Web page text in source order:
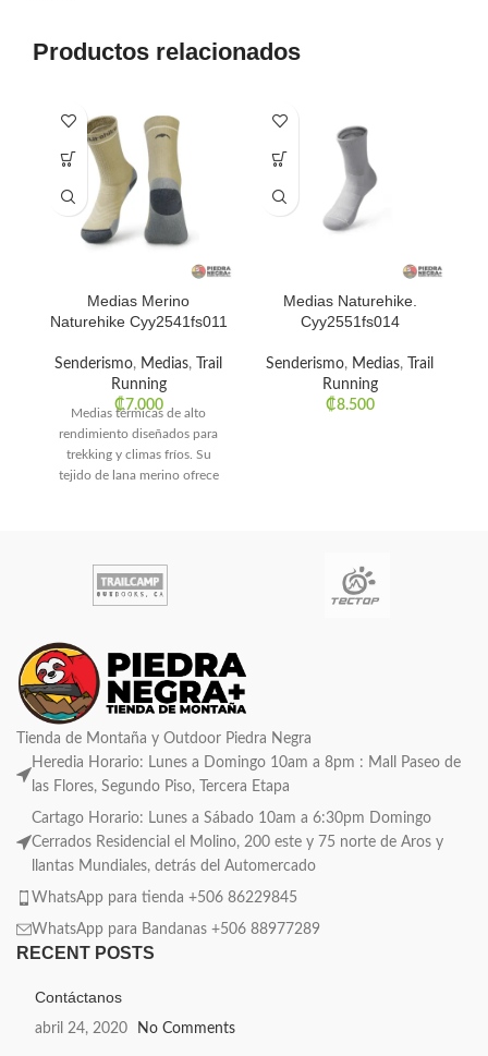
Productos relacionados
Medias Merino
Naturehike Cyy2541fs011
Senderismo, Medias,
Trail
Running
₡7.000
Medias térmicas de alto
rendimiento diseñados para
trekking y climas fríos. Su
tejido de lana merino ofrece
Medias Naturehike.
Cyy2551fs014
Senderismo, Medias,
Trail
Running
₡8.500
Tienda de Montaña y Outdoor Piedra Negra
Heredia Horario: Lunes a Domingo 10am a 8pm : Mall Paseo de
las Flores, Segundo Piso, Tercera Etapa
Cartago Horario: Lunes a Sábado 10am a 6:30pm Domingo
Cerrados Residencial el Molino, 200 este y 75 norte de Aros y
llantas Mundiales, detrás del Automercado
WhatsApp para tienda +506 86229845
WhatsApp para Bandanas +506 88977289
RECENT POSTS
Contáctanos
abril 24, 2020 No Comments